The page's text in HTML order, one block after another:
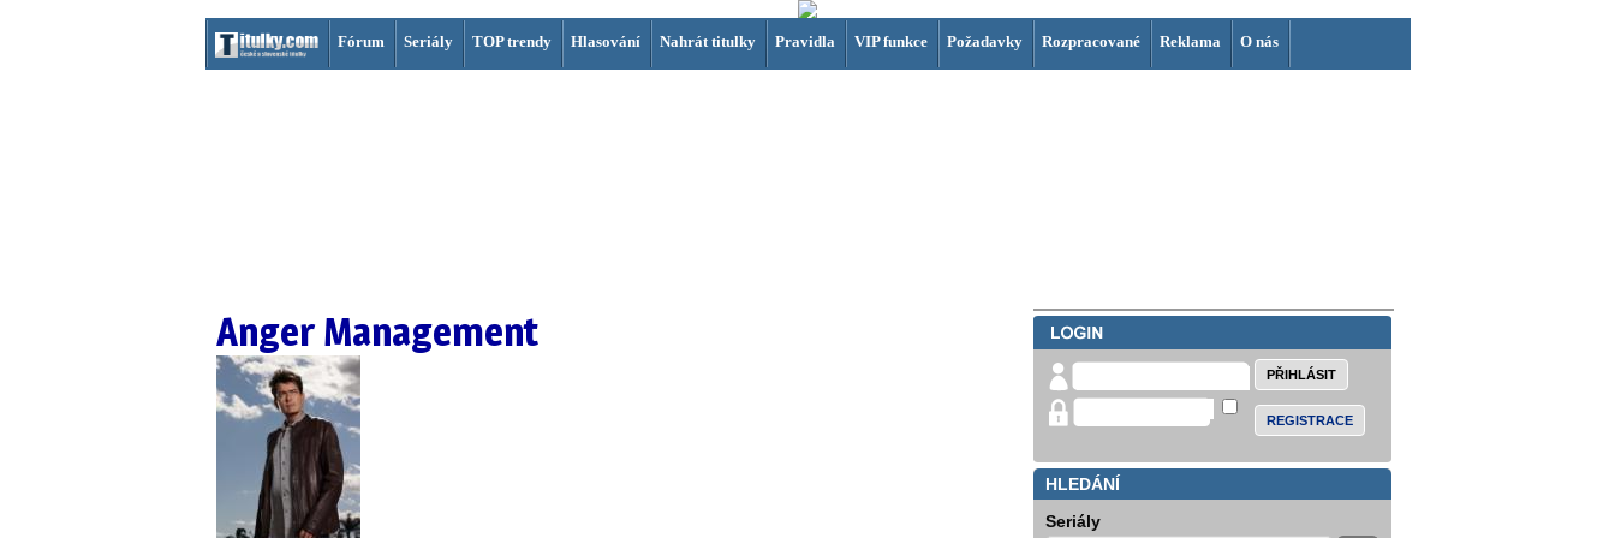
Fórum Seriály TOP trendy Hlasování Nahrát titulky Pravidla VIP funkce Požadavky Rozpracované Reklama O nás
Anger Management
REGISTRACE
HLEDÁNÍ
Seriály